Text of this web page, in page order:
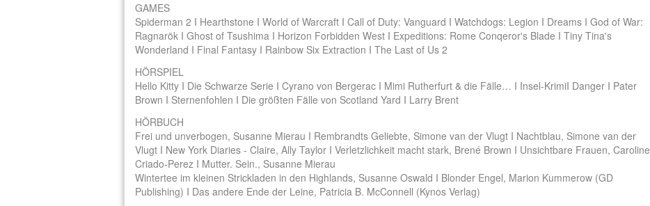
GAMES
Spiderman 2 I Hearthstone I World of Warcraft I Call of Duty: Vanguard I Watchdogs: Legion I Dreams I God of War:
Ragnarök I Ghost of Tsushima I Horizon Forbidden West I Expeditions: Rome Conqeror's Blade I Tiny Tina's
Wonderland I Final Fantasy I Rainbow Six Extraction I The Last of Us 2
HÖRSPIEL
Hello Kitty I Die Schwarze Serie I Cyrano von Bergerac I Mimi Rutherfurt & die Fälle… I Insel-KrimiI Danger I Pater
Brown I Sternenfohlen I Die größten Fälle von Scotland Yard I Larry Brent
HÖRBUCH
Frei und unverbogen, Susanne Mierau I Rembrandts Geliebte, Simone van der Vlugt I Nachtblau, Simone van der
Vlugt I New York Diaries - Claire, Ally Taylor I Verletzlichkeit macht stark, Brené Brown I Unsichtbare Frauen, Caroline
Criado-Perez I Mutter. Sein., Susanne Mierau
Wintertee im kleinen Strickladen in den Highlands, Susanne Oswald I Blonder Engel, Marion Kummerow (GD
Publishing) I Das andere Ende der Leine, Patricia B. McConnell (Kynos Verlag)